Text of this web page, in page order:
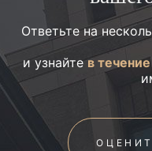
Ответьте на
и узнайтев